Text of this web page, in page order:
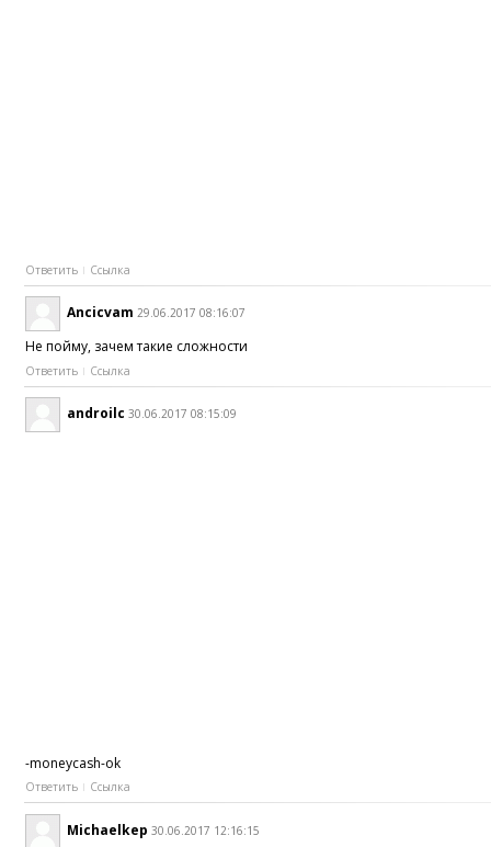
Ответить Ссылка
Ancicvam 29.06.2017 08:16:07
Не пойму, зачем такие сложности
Ответить Ссылка
androilc 30.06.2017 08:15:09
-moneycash-ok
Ответить Ссылка
Michaelkep 30.06.2017 12:16:15